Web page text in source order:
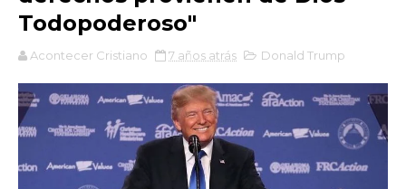
Todopoderoso"
Acontecer Cristiano 7 años atrás Donald Trump